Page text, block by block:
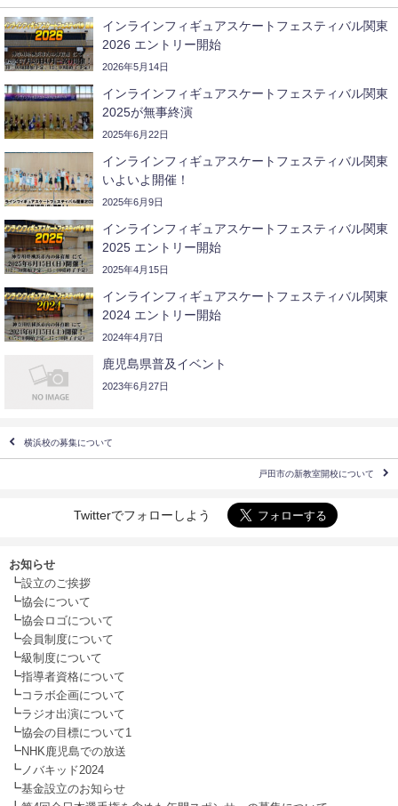
インラインフィギュアスケートフェスティバル関東
2026 エントリー開始
2026年5月14日
インラインフィギュアスケートフェスティバル関東
2025が無事終演
2025年6月22日
インラインフィギュアスケートフェスティバル関東
いよいよ開催！
2025年6月9日
インラインフィギュアスケートフェスティバル関東
2025 エントリー開始
2025年4月15日
インラインフィギュアスケートフェスティバル関東
2024 エントリー開始
2024年4月7日
鹿児島県普及イベント
2023年6月27日
横浜校の募集について
戸田市の新教室開校について
Twitterでフォローしよう
お知らせ
┗設立のご挨拶
┗協会について
┗協会ロゴについて
┗会員制度について
┗級制度について
┗指導者資格について
┗コラボ企画について
┗ラジオ出演について
┗協会の目標について1
┗NHK鹿児島での放送
┗ ノバキッド2024
┗基金設立のお知らせ